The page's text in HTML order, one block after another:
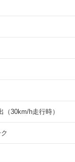
（30km/h走行時）